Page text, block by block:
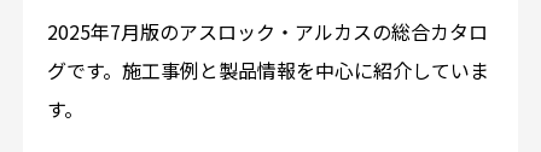
2025年7月版のアスロック・アルカスの総合カタロ
グです。施工事例と製品情報を中心に紹介していま
す。